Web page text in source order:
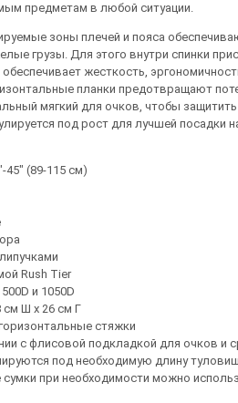
предметам в любой ситуации.
зоны плечей и пояса
грузы. Для этого внутри спинки
жесткость,
планки предотвращают
мягкий для очков, чтобы защитить
под рост для лучшей посадки
45" (89-115 см)
Rush Tier
и 1050D
см Ш х 26 см Г
стяжки
с флисовой подкладкой для очков и
под необходимую длину
при необходимости можно